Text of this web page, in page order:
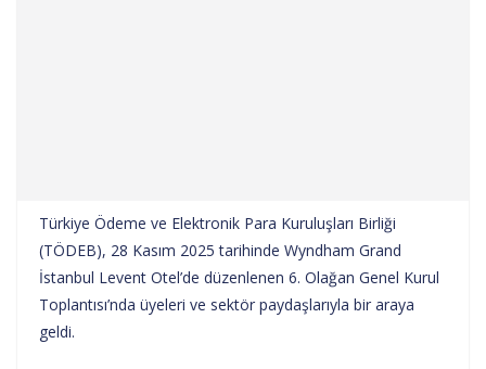
Türkiye Ödeme ve Elektronik Para Kuruluşları Birliği
(TÖDEB), 28 Kasım 2025 tarihinde Wyndham Grand
İstanbul Levent Otel’de düzenlenen 6. Olağan Genel Kurul
Toplantısı’nda üyeleri ve sektör paydaşlarıyla bir araya
geldi.